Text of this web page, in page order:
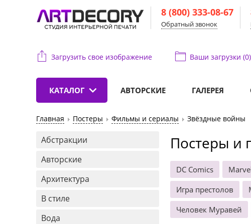
8 (800) 333-08-67
Обратный звонок
Загрузить свое изображение Ваши загрузки (0)
КАТАЛОГ АВТОРСКИЕ ГАЛЕРЕЯ
Главная Постеры Фильмы и сериалы Звёздные войны
Абстракции
Авторские
Архитектура
В стиле
Вода
Постеры и
DC Comics
Игра престолов
Человек Муравей